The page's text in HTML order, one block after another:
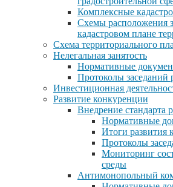
Комплексные
Схемы расположения
кадастровом плане
Схема территориального
Нелегальная занятость
Нормативные
Протоколы заседаний
Инвестиционная
Развитие конкуренции
Внедрение стандарта
Нормативные
Итоги развития
Протоколы
Мониторинг
среды
Антимонопольный